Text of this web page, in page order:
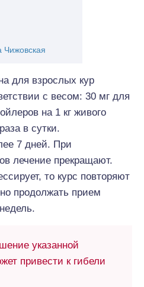
Чижовская
для взрослых кур
с весом: 30 мг для
на 1 кг живого
в сутки.
7 дней. При
лечение прекращают.
то курс повторяют
продолжать прием
указанной
привести к гибели